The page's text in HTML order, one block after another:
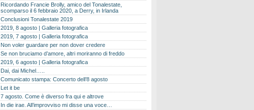
Ricordando Francie Brolly, amico del Tonalestate,
scomparso il 6 febbraio 2020, a Derry, in Irlanda
Conclusioni Tonalestate 2019
2019, 8 agosto | Galleria fotografica
2019, 7 agosto | Galleria fotografica
Non voler guardare per non dover credere
Se non bruciamo d’amore, altri moriranno di freddo
2019, 6 agosto | Galleria fotografica
Dai, dai Michel…..
Comunicato stampa: Concerto dell’8 agosto
Let it be
7 agosto. Come è diverso fra qui e altrove
In die irae. All’improvviso mi disse una voce…